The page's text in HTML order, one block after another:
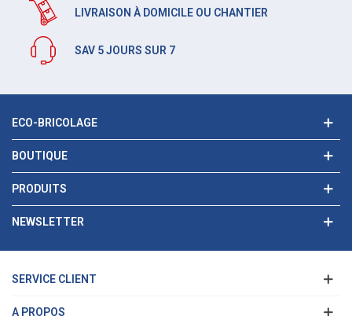
LIVRAISON À DOMICILE OU CHANTIER
SAV 5 JOURS SUR 7
ECO-BRICOLAGE
BOUTIQUE
PRODUITS
NEWSLETTER
SERVICE CLIENT
A PROPOS